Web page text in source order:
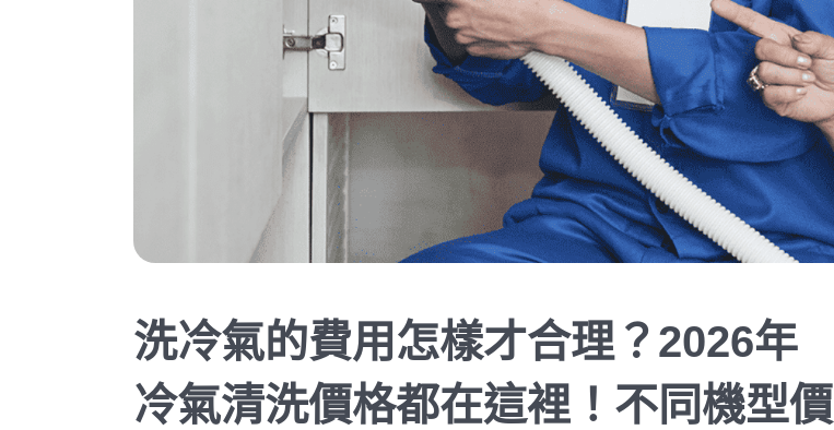
洗冷氣的費用怎樣才合理？2026年
冷氣清洗價格都在這裡！不同機型價